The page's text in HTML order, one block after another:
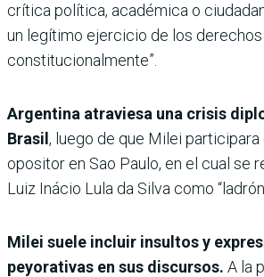
crítica política, académica o
un legítimo ejercicio de los
constitucionalmente”.
Argentina atraviesa una crisis
Brasil , luego de que Milei
opositor en Sao Paulo, en el cual se
Luiz Inácio Lula da Silva como
Milei suele incluir insultos y
peyorativas en sus discursos. A la